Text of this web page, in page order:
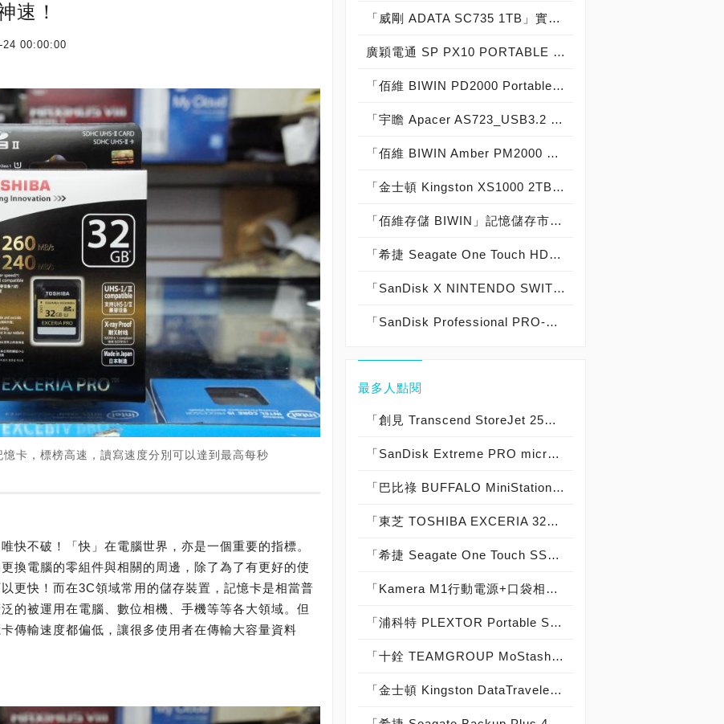
速！
24 00:00:00
卡，標榜高速，讀寫速度分別可以達到最高每秒
快不破！「快」在電腦世界，亦是一個重要的指標。
換電腦的零組件與相關的周邊，除了為了有更好的使
更快！而在3C領域常用的儲存裝置，記憶卡是相當普
的被運用在電腦、數位相機、手機等等各大領域。但
傳輸速度都偏低，讓很多使用者在傳輸大容量資料
「威剛 ADATA SC735 1TB」實測開箱，「USB 3.2 Gen 2 10Gb/s」超輕巧「1.22m 軍規防摔」外接式固態硬碟！
廣穎電通 SP PX10 PORTABLE SSD 1TB實測開箱，USB 3.2 Gen2 10Gb/s高顏值行動固態硬碟閃耀登場！
「佰維 BIWIN PD2000 Portable SSD 1TB」實測開箱，USB 3.2 Gen 2x2 20Gb/s「口紅造型」精品級移動固態硬碟！
「宇瞻 Apacer AS723_USB3.2 Gen2 x2 USB-C Portable SSD 2TB」實測開箱，「影像職人專屬」軍規級「防撞、抗震、耐摔、耐壓」USB 3.2 Gen 2x2外接式固態硬碟！
「佰維 BIWIN Amber PM2000 Portable SSD 1TB」實測開箱，史上最強「超小：61.4mm 超薄：11mm 超輕：39.5g 超磁：10N 超快：2,000MB/s 超猛：五年保固」精品級磁吸式外接固態硬碟！
「金士頓 Kingston XS1000 2TB External SSD」實測開箱，USB 3.2 Gen2 10Gb/s「體積輕薄、效能優越」外接式固態硬碟！
「佰維存儲 BIWIN」記憶儲存市場經營有成，獲得PCDIY!第十九屆玩家票選品牌大賞2024「DRAM、SSD」最佳品牌肯定！
「希捷 Seagate One Touch HDD with Password 5TB」密碼保護版實測開箱，「AES-256硬體加密」資料安全超放心外接式行動硬碟！
「SanDisk X NINTENDO SWITCH任天堂授權專用記憶卡64GB 耀西阿吉烏龜版 & 1TB 薩爾達傳說版」實測開箱，原廠認證相容性高 更快速度 遊戲存取時間短 更大容量 儲存更多遊戲！
「SanDisk Professional PRO-BLADE TRANSPORT feat. PRO-BLADE SSD MAG 2TB」實測開箱，「USB 3.2 Gen 2x2 20Gbps」外接模組化固態硬碟！
最多人點閱
「創見 Transcend StoreJet 25C3S 2TB & 25C3N 2TB」實測開箱，輕薄時尚內建獨家檔案救援外接式硬碟！
「SanDisk Extreme PRO microSDHC UHS-I V30 U3 A1 32GB 記憶卡」實測開箱，讀取667x寫入600x的記憶卡世界頂尖之作！
「巴比祿 BUFFALO MiniStation Extreme HD-PZFU3 2TB」實測開箱，日本製軍規精品級外接硬碟！
「東芝 TOSHIBA EXCERIA 32GB SDHC記憶卡」簡測開箱，記憶卡也能如此神速！
「希捷 Seagate One Touch SSD 1TB Feat. Seagate BarraCuda Fast SSD 1TB」實測開箱，外接式固態硬碟重裝上陣！
「Kamera M1行動電源+口袋相簿 64GB」多功能行動電源開箱實測，iPhone容量救星降臨！
「浦科特 PLEXTOR Portable SSD EX1 128GB」實測開箱，外接式固態硬碟中的高顏值極致精品！
「十銓 TEAMGROUP MoStash 32GB魔立碟」實測開箱，是iPhone容量救星也是超酷手機立架！
「金士頓 Kingston DataTraveler 2000 32GB」實測開箱，IP57防水防塵實體鍵盤加密防護隨身碟！